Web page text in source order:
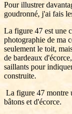
Pour illustrer
goudronné, j'ai fais
La figure 47 est une
photographie de ma
seulement le toit,
de bardeaux
saillants pour
construite.
La figure 47 montre
bâtons et d'écorce.